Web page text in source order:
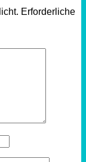
Erforderliche